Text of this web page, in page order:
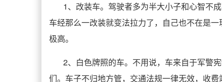
1、改装车。驾驶者多为半大小子和心智不
车经那么一改装就变法拉力了，自己也不在是
极高。
2、白色牌照的车。不用说，车来自于军警
们。车子不归地方管，交通法规一律无效，收